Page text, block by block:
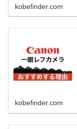
kobefinder.com
kobefinder.com